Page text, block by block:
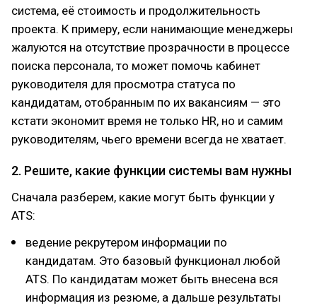
система, её стоимость и продолжительность
проекта. К примеру, если нанимающие менеджеры
жалуются на отсутствие прозрачности в процессе
поиска персонала, то может помочь кабинет
руководителя для просмотра статуса по
кандидатам, отобранным по их вакансиям — это
кстати экономит время не только HR, но и самим
руководителям, чьего времени всегда не хватает.
2. Решите, какие функции системы вам нужны
Сначала разберем, какие могут быть функции у
ATS:
ведение рекрутером информации по
кандидатам. Это базовый функционал любой
ATS. По кандидатам может быть внесена вся
информация из резюме, а дальше результаты